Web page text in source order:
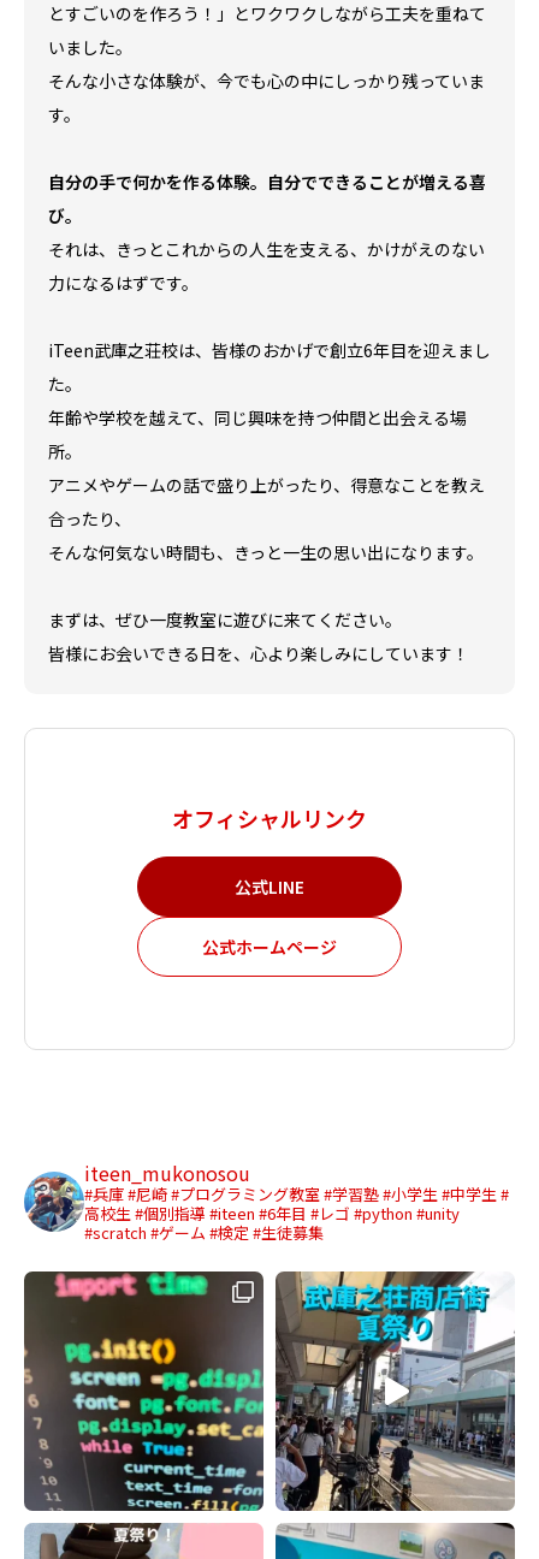
とすごいのを作ろう！」とワクワクしながら工夫を重ねて
いました。
そんな小さな体験が、今でも心の中にしっかり残っていま
す。
自分の手で何かを作る体験。自分でできることが増える喜
び。
それは、きっとこれからの人生を支える、かけがえのない
力になるはずです。
iTeen武庫之荘校は、皆様のおかげで創立6年目を迎えまし
た。
年齢や学校を越えて、同じ興味を持つ仲間と出会える場
所。
アニメやゲームの話で盛り上がったり、得意なことを教え
合ったり、
そんな何気ない時間も、きっと一生の思い出になります。
まずは、ぜひ一度教室に遊びに来てください。
皆様にお会いできる日を、心より楽しみにしています！
オフィシャルリンク
公式LINE
公式ホームページ
iteen_mukonosou
#兵庫 #尼崎 #プログラミング教室 #学習塾 #小学生 #中学生 #
高校生 #個別指導 #iteen #6年目 #レゴ #python #unity
#scratch #ゲーム #検定 #生徒募集